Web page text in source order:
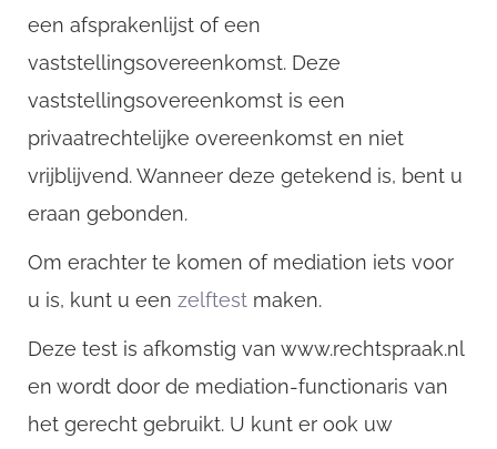
een afsprakenlijst of een
vaststellingsovereenkomst. Deze
vaststellingsovereenkomst is een
privaatrechtelijke overeenkomst en niet
vrijblijvend. Wanneer deze getekend is, bent u
eraan gebonden.
Om erachter te komen of mediation iets voor
u is, kunt u een zelftest maken.
Deze test is afkomstig van www.rechtspraak.nl
en wordt door de mediation-functionaris van
het gerecht gebruikt. U kunt er ook uw